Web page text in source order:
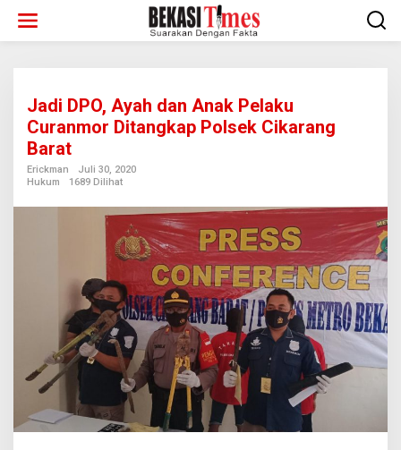
konten
Jadi DPO, Ayah dan Anak Pelaku
Curanmor Ditangkap Polsek Cikarang
Barat
Erickman
Juli 30, 2020
Hukum
1689 Dilihat